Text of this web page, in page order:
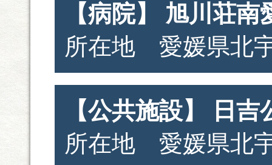
【病院】 旭川荘南
所在地 愛媛県北
【公共施設】 日吉
所在地 愛媛県北